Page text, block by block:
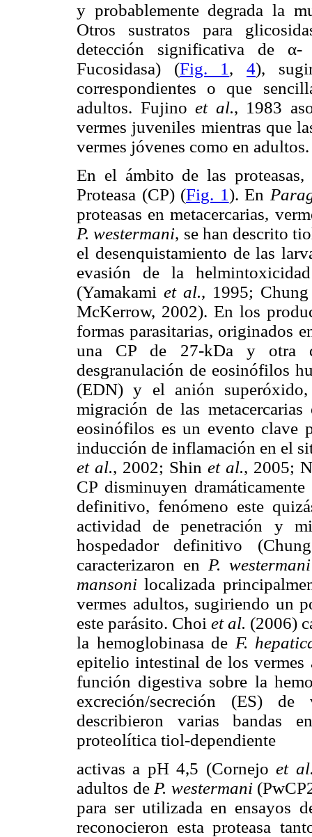
y probablemente degrada la
Otros sustratos para
detección significativa de α-
Fucosidasa) (Fig. 1 ,4),
correspondientes o que
adultos. Fujinoet al., 1983
vermes juveniles mientras que
vermes jóvenes como en adultos.
En el ámbito de las
Proteasa (CP) (Fig. 1). En
proteasas en metacercarias,
P. westermani, se han descrito
el desenquistamiento de las
evasión de la
(Yamakamiet al., 1995;
McKerrow, 2002). En los
formas parasitarias, originados
una CP de 27-kDa y otra
desgranulación de eosinófilos
(EDN) y el anión
migración de las
eosinófilos es un evento clave
inducción de inflamación en el
et al., 2002; Shin et al., 2005;
CP disminuyen
definitivo, fenómeno este
actividad de penetración y
hospedador definitivo
caracterizaron en P.
mansonilocalizada
vermes adultos, sugiriendo un
este parásito. Choi et al. (2006)
la hemoglobinasa de F.
epitelio intestinal de los
función digestiva sobre la
excreción/secreción (ES)
describieron varias bandas
proteolítica tiol-dependiente
activas a pH 4,5 (Cornejoet
adultos deP. westermani
para ser utilizada en ensayos
reconocieron esta proteasa